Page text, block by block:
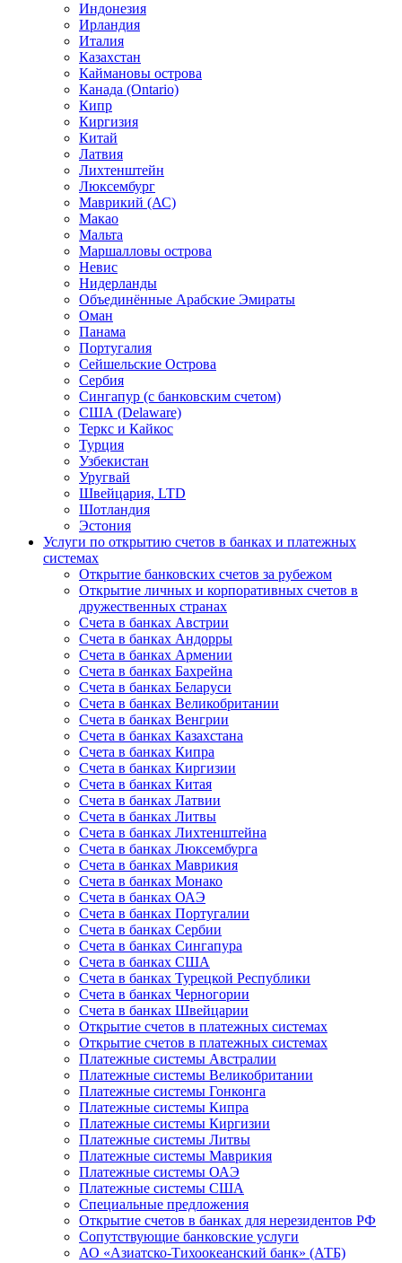
Индонезия
Ирландия
Италия
Казахстан
Каймановы острова
Канада (Ontario)
Кипр
Киргизия
Китай
Латвия
Лихтенштейн
Люксембург
Маврикий (АС)
Макао
Мальта
Маршалловы острова
Нeвис
Нидерланды
Объединённые Арабские Эмираты
Оман
Панама
Португалия
Сейшельские Острова
Сербия
Сингапур (c банковским счетом)
США (Delaware)
Теркс и Кайкос
Турция
Узбекистан
Уругвай
Швейцария, LTD
Шотландия
Эстония
Услуги по открытию счетов в банках и платежных
системах
Открытие банковских счетов за рубежом
Открытие личных и корпоративных счетов в
дружественных странах
Счета в банках Австрии
Счета в банках Андорры
Счета в банках Армении
Счета в банках Бахрейна
Счета в банках Беларуси
Счета в банках Великобритании
Счета в банках Венгрии
Счета в банках Казахстана
Счета в банках Кипра
Счета в банках Киргизии
Счета в банках Китая
Счета в банках Латвии
Счета в банках Литвы
Счета в банках Лихтенштейна
Счета в банках Люксембурга
Счета в банках Маврикия
Счета в банках Монако
Счета в банках ОАЭ
Счета в банках Португалии
Счета в банках Сербии
Счета в банках Сингапура
Счета в банках США
Счета в банках Турецкой Республики
Счета в банках Черногории
Счета в банках Швейцарии
Открытие счетов в платежных системах
Открытие счетов в платежных системах
Платежные системы Австралии
Платежные системы Великобритании
Платежные системы Гонконга
Платежные системы Кипра
Платежные системы Киргизии
Платежные системы Литвы
Платежные системы Маврикия
Платежные системы ОАЭ
Платежные системы США
Специальные предложения
Открытие счетов в банках для нерезидентов РФ
Сопутствующие банковские услуги
АО «Азиатско-Тихоокеанский банк» (АТБ)